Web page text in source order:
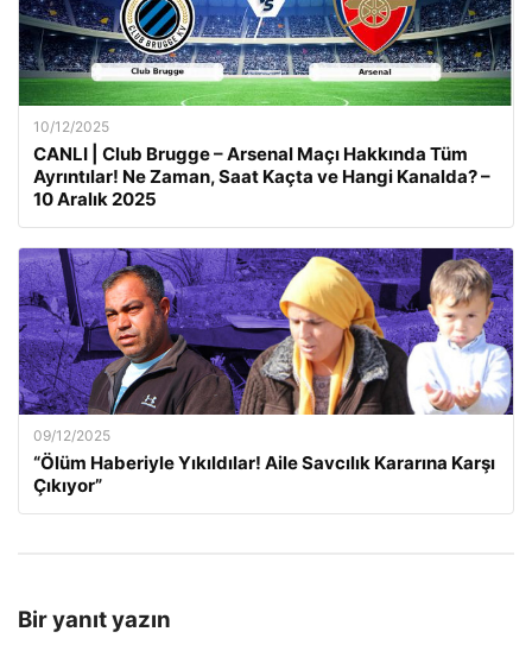
10/12/2025
CANLI | Club Brugge – Arsenal Maçı Hakkında Tüm
Ayrıntılar! Ne Zaman, Saat Kaçta ve Hangi Kanalda? –
10 Aralık 2025
09/12/2025
“Ölüm Haberiyle Yıkıldılar! Aile Savcılık Kararına Karşı
Çıkıyor”
Bir yanıt yazın